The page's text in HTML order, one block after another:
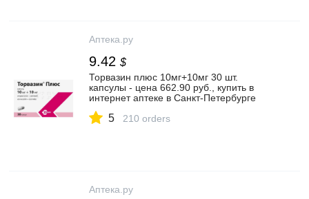
Аптека.ру
9.42 $
Торвазин плюс 10мг+10мг 30 шт.
капсулы - цена 662.90 руб., купить в
интернет аптеке в Санкт-Петербурге
капсулы, инструкция по применению
5 210 orders
Аптека.ру